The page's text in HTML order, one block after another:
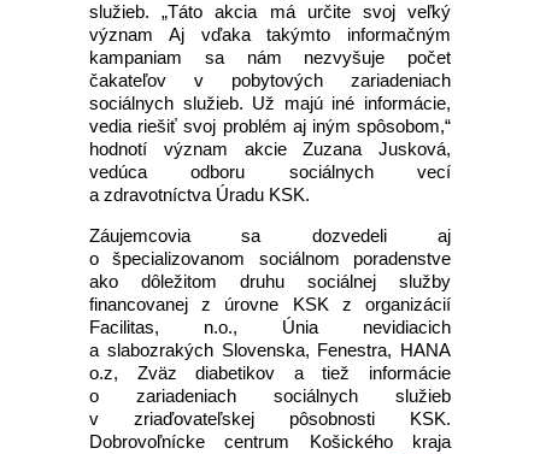
služieb. „Táto akcia má určite svoj veľký
význam Aj vďaka takýmto informačným
kampaniam sa nám nezvyšuje počet
čakateľov v pobytových zariadeniach
sociálnych služieb. Už majú iné informácie,
vedia riešiť svoj problém aj iným spôsobom,“
hodnotí význam akcie Zuzana Jusková,
vedúca odboru sociálnych vecí
a zdravotníctva Úradu KSK.
Záujemcovia sa dozvedeli aj
o špecializovanom sociálnom poradenstve
ako dôležitom druhu sociálnej služby
financovanej z úrovne KSK z organizácií
Facilitas, n.o., Únia nevidiacich
a slabozrakých Slovenska, Fenestra, HANA
o.z, Zväz diabetikov a tiež informácie
o zariadeniach sociálnych služieb
v zriaďovateľskej pôsobnosti KSK.
Dobrovoľnícke centrum Košického kraja